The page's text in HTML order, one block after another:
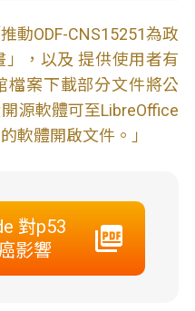
動ODF-CNS15251為政
，以及 提供使用者有
檔案下載部分文件將公
源軟體可至LibreOffice
軟體開啟文件。」
對p53
影響